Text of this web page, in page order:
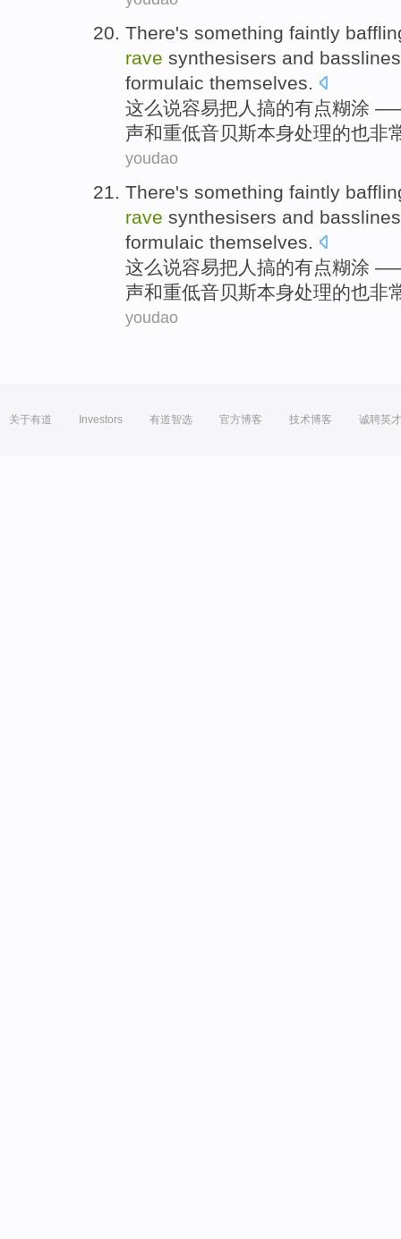
There's something faintly
rave synthesisers and
formulaic themselves.
这么说容易把人搞的有点糊涂
声和重低音贝斯本身处理的也非
youdao
There's something faintly
rave synthesisers and
formulaic themselves.
这么说容易把人搞的有点糊涂
声和重低音贝斯本身处理的也非
youdao
关于有道 Investors 有道智选 官方博客 技术博客 诚聘英才